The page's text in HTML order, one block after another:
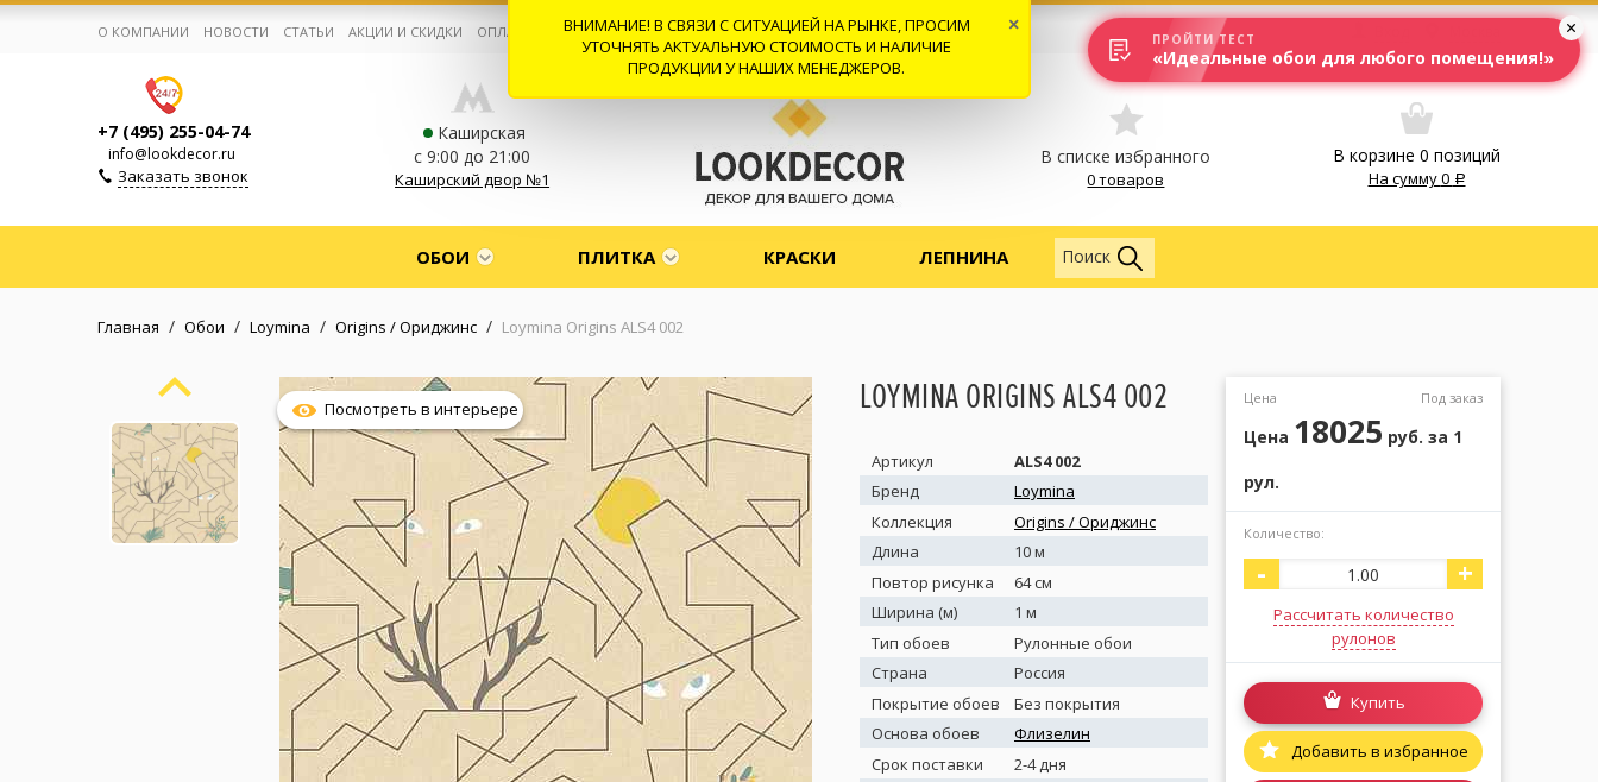
Корзина:0
Избранное:0 товаров
Каталог
Компания
Личный кабинет
(сменить город)
Заказать обратный звонок
О КОМПАНИИ НОВОСТИ СТАТЬИ АКЦИИ И СКИДКИ ОПЛАТА И ДОСТАВКА СОТРУДНИЧЕСТВО КОНТАКТЫ ОТЗЫВЫ
+7 (495) 255-04-74
info@lookdecor.ru
Заказать звонок
Каширская
с 9:00 до 21:00
Каширский двор №1
В списке избранного
0 товаров
В корзине 0 позиций
На сумму0
ОБОИ ПЛИТКА КРАСКИ ЛЕПНИНА Обои
Поиск
Главная / Обои / Loymina / Origins / Ориджинс / Loymina Origins ALS4 002
Посмотреть в интерьере LOYMINA ORIGINS ALS4 002
Артикул
ALS4 002
Бренд
Loymina
Коллекция
Origins / Ориджинс
Длина
10 м
Повтор рисунка
64 см
Ширина (м)
1 м
Тип обоев
Рулонные обои
Страна
Россия
Покрытие обоев
Без покрытия
Основа обоев
Флизелин
Срок поставки
2-4 дня
Цена Под заказ
Цена 18025 руб. за 1
рул.
Количество:
- +
Рассчитать количество
рулонов
Купить
Добавить в избранное
ВНИМАНИЕ! В СВЯЗИ С СИТУАЦИЕЙ НА РЫНКЕ, ПРОСИМ
УТОЧНЯТЬ АКТУАЛЬНУЮ СТОИМОСТЬ И НАЛИЧИЕ
ПРОДУКЦИИ У НАШИХ МЕНЕДЖЕРОВ.
×
ПРОЙТИ ТЕСТ
«Идеальные обои для любого помещения!»